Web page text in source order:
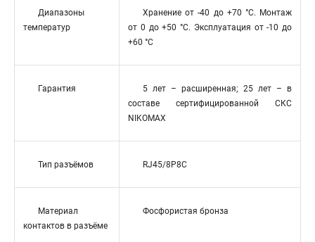
Диапазоны
температур
Хранение от -40 до +70 °C. Монтаж
от 0 до +50 °C. Эксплуатация от -10 до
+60 °C
Гарантия
5 лет – расширенная; 25 лет – в
составе сертифицированной СКС
NIKOMAX
Тип разъёмов RJ45/8P8C
Материал
контактов в разъёме
Фосфористая бронза